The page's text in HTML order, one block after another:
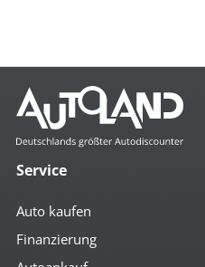
Service
Auto kaufen
Finanzierung